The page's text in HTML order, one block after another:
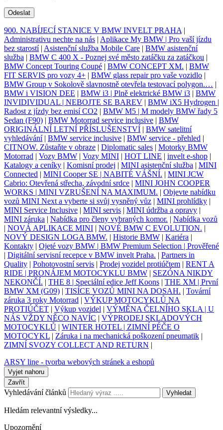
Odeslat
900. NABÍJECÍ STANICE V BMW INVELT PRAHA|
Administrativu nechte na nás Aplikace My BMW | Pro vaší jízdu
bez starostí Asistenční služba Mobile Care
BMW asistenční
služba
BMW C 400 X - Poznej své město zatáčku za zatáčkou
BMW Concept Touring Coupé
BMW CONCEPT XM.
BMW
FIT SERVIS pro vozy 4+
BMW glass repair pro vaše vozidlo
BMW Group v Sokolově slavnostně otevřela testovací polygon.…
BMW i VISION DEE
BMW i3 | Plně elektrické BMW i3
BMW
INVIDIVIDUAL | NEBOJTE SE BAREV
BMW iX5 Hydrogen |
Radost z jízdy bez emisí CO2
BMW M5 | M modely BMW řady 5
Sedan (F90)
BMW Motorrad service inclusive
BMW
ORIGINÁLNÍ LETNÍ PŘÍSLUŠENSTVÍ
BMW satelitní
vyhledávání
BMW service inclusive BMW service - přehled
CITNOW. Zůstaňte v obraze
Diplomatic sales
Motorky BMW
Motorrad
Vozy BMW Vozy MINI HOT LINE invelt e-shop
Katalogy a ceníky
Komisní prodej MINI asistenční služba
MINI
Connected
MINI Cooper SE | NABITÉ VÁŠNÍ.
MINI JCW
Cabrio: Otevřená střecha, závodní srdce
MINI JOHN COOPER
WORKS | MINI VZRUŠENÍ NA MAXIMUM.
Objevte nabídku
vozů MINI Next a vyberte si svůj vysněný vůz
MINI prohlídky
MINI Service Inclusive
MINI servis MINI údržba a opravy
MINI záruka
Nabídka pro členy vybraných komor.
Nabídka vozů
NOVÁ APLIKACE MINI NOVÉ BMW C EVOLUTION.
NOVÝ DESIGN LOGA BMW.
Historie BMW Kariéra
Kontakty
Ojeté vozy BMW | BMW Premium Selection | Prověřené
Digitální servisní recepce v BMW invelt Praha.
Partners in
Quality
Pohotovostní servis Prodej vozidel protiúčtem
RENT A
RIDE | PRONÁJEM MOTOCYKLU BMW
SEZÓNA NIKDY
NEKONČÍ.
THE 8 | Speciální edice Jeff Koons
THE XM | První
BMW XM (G09)
TISÍCE VOZŮ MINI NA DOSAH.
Tovární
záruka 3 roky Motorrad
VÝKUP MOTOCYKLŮ NA
PROTIÚČET
Výkup vozidel
VÝMĚNA ČELNÍHO SKLA | U
NÁS VŽDY NĚCO NAVÍC
VÝPRODEJ SKLADOVÝCH
MOTOCYKLŮ
WINTER HOTEL | ZIMNÍ PÉČE O
MOTOCYKL
Záruka i na mechanická poškození pneumatik
ZIMNÍ SVOZY COLLECT AND RETURN
ARSY line - tvorba webových stránek a eshopů
Vyjet nahoru
Zavřít
Vyhledávání článků Vyhledat
Hledám relevantní výsledky...
Upozornění